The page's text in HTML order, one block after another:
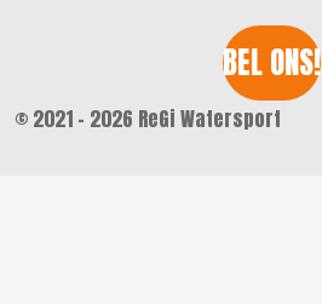
BEL ONS!
© 2021 - 2026 ReGi Watersport